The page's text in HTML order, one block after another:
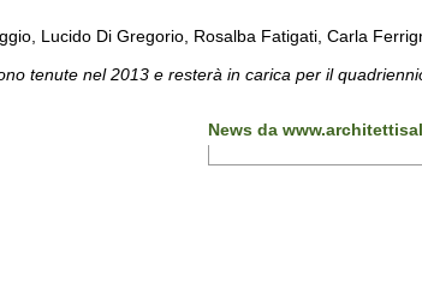
Lucido Di Gregorio, Rosalba Fatigati, Carla
tenute nel 2013 e resterà in carica per il
News da